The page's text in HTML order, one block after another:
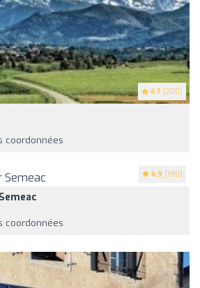
4.7 (200)
coordonnées
4.9 (190)
coordonnées